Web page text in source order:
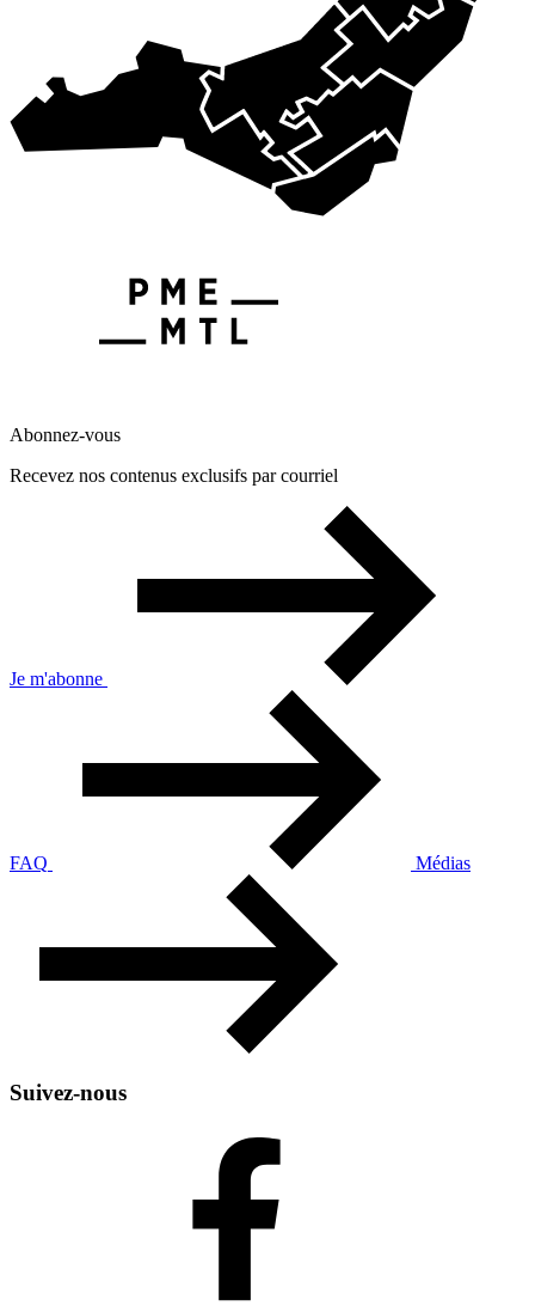
Abonnez-vous
Recevez nos contenus exclusifs par courriel
Je m'abonne
FAQ Médias
Suivez-nous